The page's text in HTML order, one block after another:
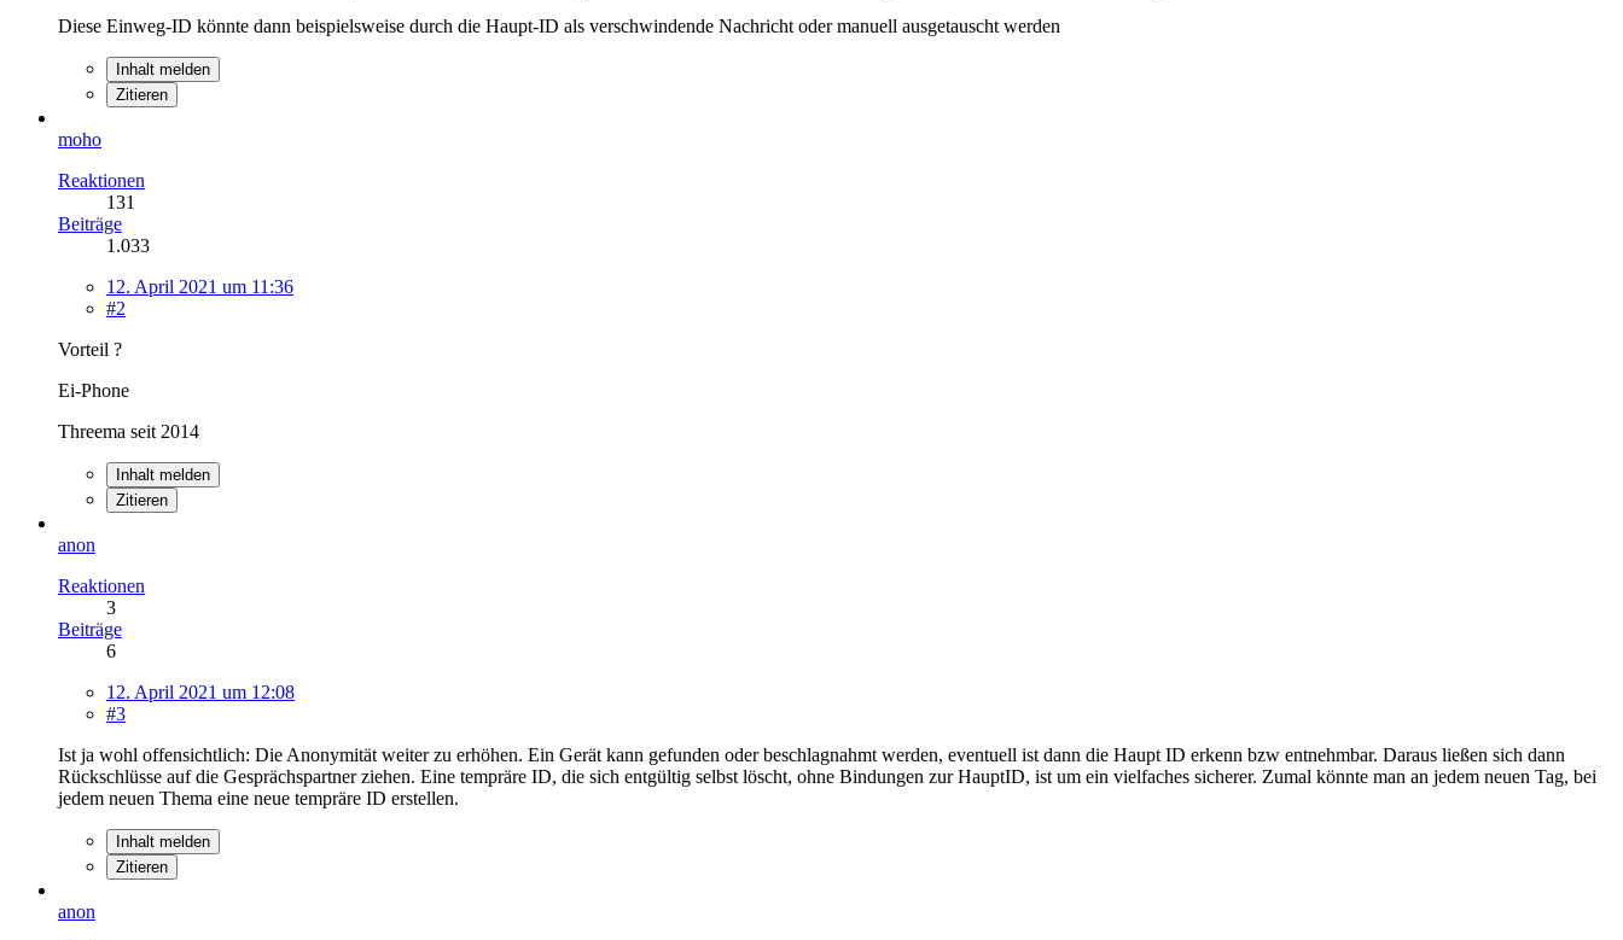
Diese Einweg-ID könnte dann beispielsweise durch die Haupt-ID als verschwindende Nachricht oder manuell ausgetauscht werden
Inhalt melden
Zitieren
moho
Reaktionen
131
Beiträge
1.033
12. April 2021 um 11:36
#2
Vorteil ?
Ei-Phone
Threema seit 2014
Inhalt melden
Zitieren
anon
Reaktionen
3
Beiträge
6
12. April 2021 um 12:08
#3
Ist ja wohl offensichtlich: Die Anonymität weiter zu erhöhen. Ein Gerät kann gefunden oder beschlagnahmt werden, eventuell ist dann die Haupt ID erkenn bzw entnehmbar. Daraus ließen sich dann
Rückschlüsse auf die Gesprächspartner ziehen. Eine tempräre ID, die sich entgültig selbst löscht, ohne Bindungen zur HauptID, ist um ein vielfaches sicherer. Zumal könnte man an jedem neuen Tag, bei
jedem neuen Thema eine neue tempräre ID erstellen.
Inhalt melden
Zitieren
anon